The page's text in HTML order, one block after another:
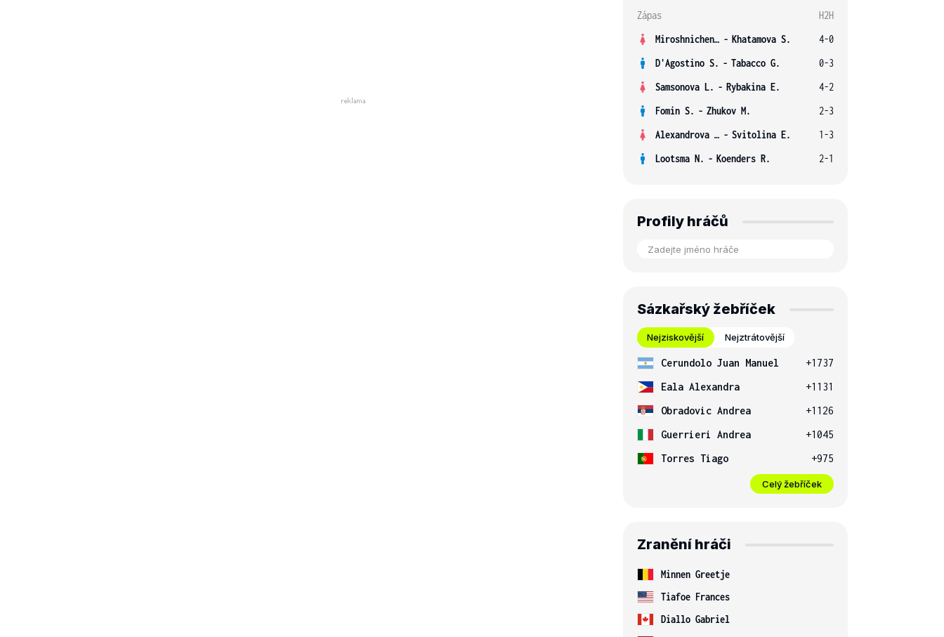
Zápas
H2H
Miroshnichenko V. - Khatamova S.
4-0
D'Agostino S. - Tabacco G.
0-3
Samsonova L. - Rybakina E.
4-2
Fomin S. - Zhukov M.
2-3
Alexandrova E. - Svitolina E.
1-3
Lootsma N. - Koenders R. 2-1
Profily hráčů
Sázkařský žebříček
Nejziskovější Nejztrátovější
Cerundolo Juan Manuel
+1737
Eala Alexandra
+1131
Obradovic Andrea
+1126
Guerrieri Andrea
+1045
Torres Tiago
+975
Celý žebříček
Zranění hráči
Minnen Greetje
Tiafoe Frances
Diallo Gabriel